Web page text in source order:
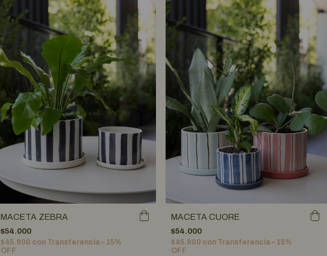
MACETA ZEBRA
$54.000
$45.900 con Transferencia – 15%
OFF
MACETA CUORE
$54.000
$45.900 con Transferencia – 15%
OFF